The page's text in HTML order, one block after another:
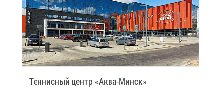
Тен­нис­ный центр «Ак­ва-Минск»